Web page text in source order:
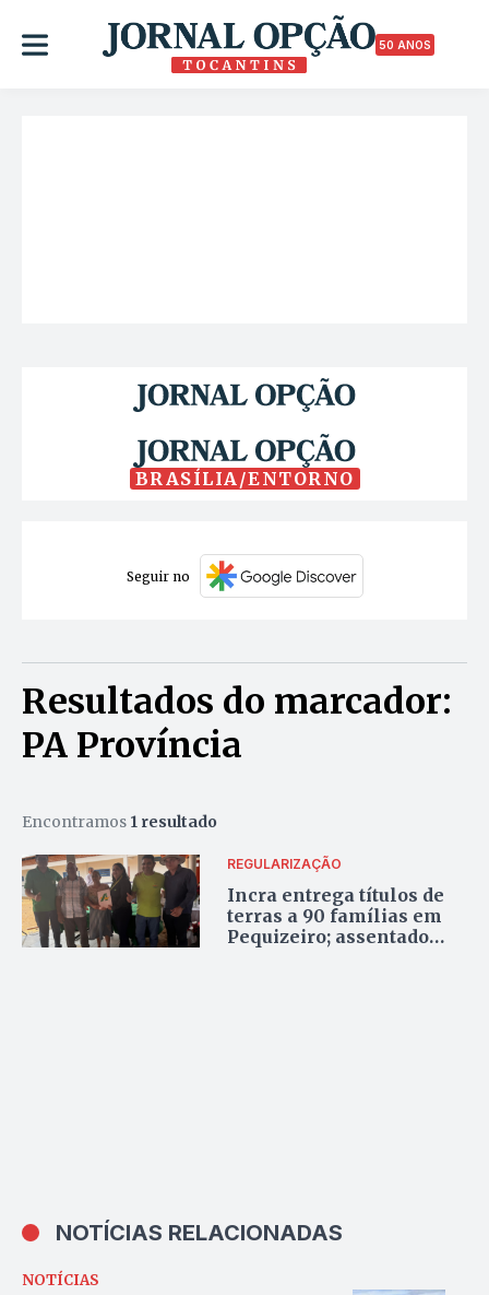
50 ANOS
BRASÍLIA/ENTORNO
Seguir no
Resultados do marcador:
PA Província
Encontramos 1 resultado
REGULARIZAÇÃO
Incra entrega títulos de
terras a 90 famílias em
Pequizeiro; assentado
NOTÍCIAS RELACIONADAS
NOTÍCIAS